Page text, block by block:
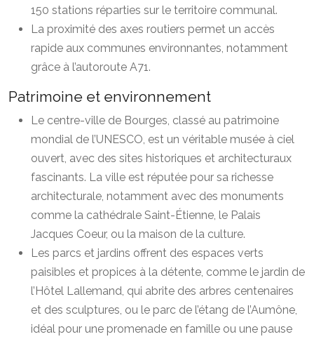
150 stations réparties sur le territoire communal.
La proximité des axes routiers permet un accès
rapide aux communes environnantes, notamment
grâce à l’autoroute A71.
Patrimoine et environnement
Le centre-ville de Bourges, classé au patrimoine
mondial de l’UNESCO, est un véritable musée à ciel
ouvert, avec des sites historiques et architecturaux
fascinants. La ville est réputée pour sa richesse
architecturale, notamment avec des monuments
comme la cathédrale Saint-Étienne, le Palais
Jacques Coeur, ou la maison de la culture.
Les parcs et jardins offrent des espaces verts
paisibles et propices à la détente, comme le jardin de
l’Hôtel Lallemand, qui abrite des arbres centenaires
et des sculptures, ou le parc de l’étang de l’Aumône,
idéal pour une promenade en famille ou une pause